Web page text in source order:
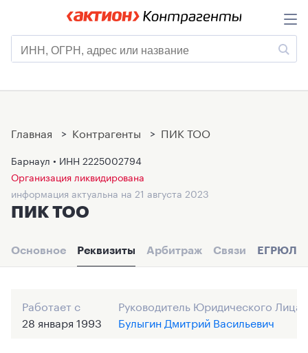
Главная > Контрагенты > ПИК ТОО
Барнаул • ИНН 2225002794
Организация ликвидирована
информация актуальна на 21 августа 2023
ПИК ТОО
Основное Реквизиты Арбитраж Связи ЕГРЮЛ
Работает с
28 января 1993
Руководитель Юридического Лица
Булыгин Дмитрий Васильевич